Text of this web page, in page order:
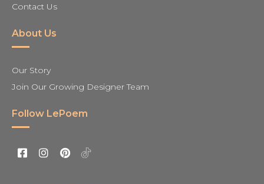
Contact Us
About Us
Our Story
Join Our Growing Designer Team
Follow LePoem